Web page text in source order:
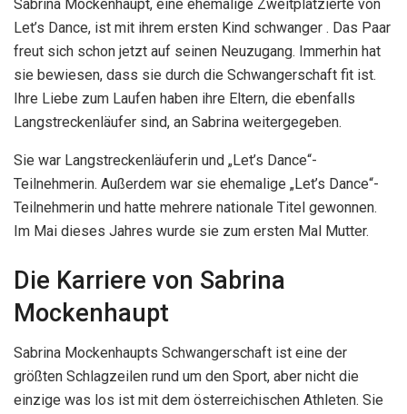
Sabrina Mockenhaupt, eine ehemalige Zweitplatzierte von
Let’s Dance, ist mit ihrem ersten Kind schwanger . Das Paar
freut sich schon jetzt auf seinen Neuzugang. Immerhin hat
sie bewiesen, dass sie durch die Schwangerschaft fit ist.
Ihre Liebe zum Laufen haben ihre Eltern, die ebenfalls
Langstreckenläufer sind, an Sabrina weitergegeben.
Sie war Langstreckenläuferin und „Let’s Dance“-
Teilnehmerin. Außerdem war sie ehemalige „Let’s Dance“-
Teilnehmerin und hatte mehrere nationale Titel gewonnen.
Im Mai dieses Jahres wurde sie zum ersten Mal Mutter.
Die Karriere von Sabrina
Mockenhaupt
Sabrina Mockenhaupts Schwangerschaft ist eine der
größten Schlagzeilen rund um den Sport, aber nicht die
einzige was los ist mit dem österreichischen Athleten. Sie